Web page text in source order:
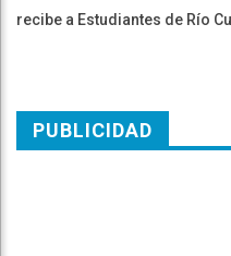
recibe a Estudiantes de Río
PUBLICIDAD